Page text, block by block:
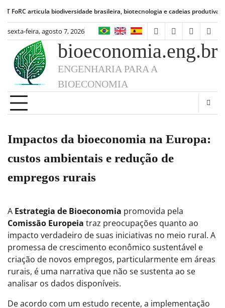
content
articula biodiversidade brasileira, biotecnologia e cadeias produtivas de
sexta-feira, agosto 7, 2026 facebookinstagram
linkedin
bioeconomia.eng.br
ENGENHARIA PARA A
BIOECONOMIA
Impactos da bioeconomia na Europa:
custos ambientais e redução de
empregos rurais
A Estrategia de Bioeconomia promovida pela
Comissão Europeia traz preocupações quanto ao
impacto verdadeiro de suas iniciativas no meio rural. A
promessa de crescimento econômico sustentável e
criação de novos empregos, particularmente em áreas
rurais, é uma narrativa que não se sustenta ao se
analisar os dados disponíveis.
De acordo com um estudo recente, a implementação